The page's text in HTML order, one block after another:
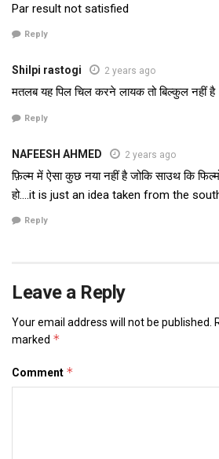
Par result not satisfied
Reply
Shilpi rastogi 2 years ago
मतलब यह पिल चिल करने लायक तो बिल्कुल नहीं है
Reply
NAFEESH AHMED 2 years ago
फ़िल्म में ऐसा कुछ नया नहीं है जोकि साउथ कि
हो….it is just an idea taken from the
Reply
Leave a Reply
Your email address will not be published.
marked *
Comment *